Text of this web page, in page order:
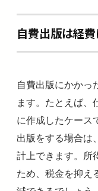
自費出版は経
自費出版にかかっ
ます。たとえば、
に作成したケース
出版をする場合は
計上できます。所
ため、税金を抑え